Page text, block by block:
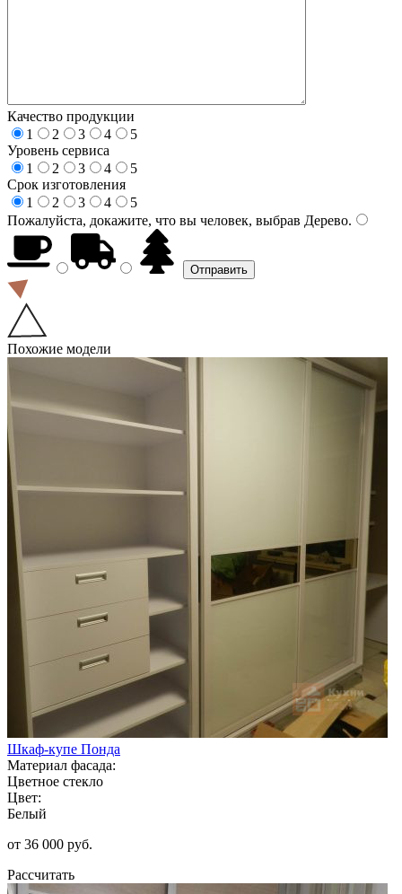
Качество продукции
1
2 3 4
5
Уровень сервиса
1
2 3 4
5
Срок изготовления
1
2 3 4
5
Пожалуйста, докажите, что вы человек, выбрав Дерево.
Похожие модели
Шкаф-купе Понда
Материал фасада:
Цветное стекло
Цвет:
Белый
от 36 000 руб.
Рассчитать